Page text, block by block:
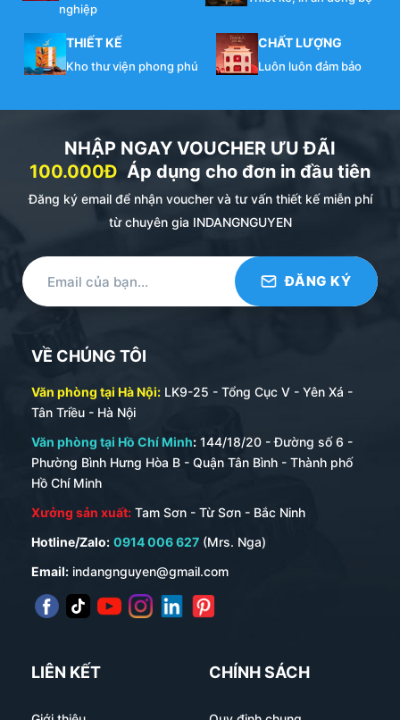
nghiệp
THIẾT KẾ
Kho thư viện phong phú
CHẤT LƯỢNG
Luôn luôn đảm bảo
NHẬP NGAY VOUCHER ƯU ĐÃI
100.000Đ Áp dụng cho đơn in đầu tiên
Đăng ký email để nhận voucher và tư vấn thiết kế miễn phí
từ chuyên gia INDANGNGUYEN
VỀ CHÚNG TÔI
Văn phòng tại Hà Nội: LK9-25 - Tổng Cục V - Yên Xá -
Tân Triều - Hà Nội
Văn phòng tại Hồ Chí Minh: 144/18/20 - Đường số 6 -
Phường Bình Hưng Hòa B - Quận Tân Bình - Thành phố
Hồ Chí Minh
Xưởng sản xuất: Tam Sơn - Từ Sơn - Bắc Ninh
Hotline/Zalo: 0914 006 627 (Mrs. Nga)
Email: indangnguyen@gmail.com
LIÊN KẾT CHÍNH SÁCH